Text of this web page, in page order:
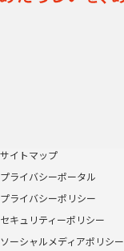
サイトマップ
プライバシーポータル
プライバシーポリシー
セキュリティーポリシー
ソーシャルメディアポリシー